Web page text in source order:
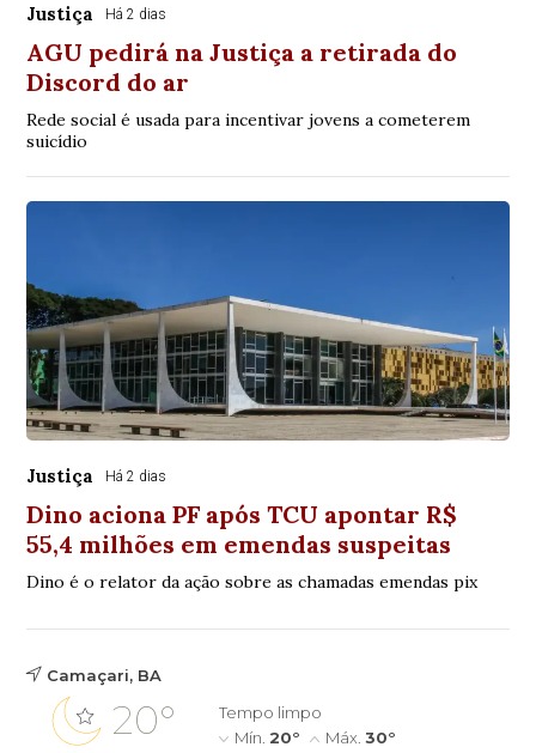
Justiça Há 2 dias
AGU pedirá na Justiça a retirada do
Discord do ar
Rede social é usada para incentivar jovens a cometerem
suicídio
Justiça Há 2 dias
Dino aciona PF após TCU apontar R$
55,4 milhões em emendas suspeitas
Dino é o relator da ação sobre as chamadas emendas pix
Camaçari, BA
20°
Tempo limpo
Mín.20° Máx.30°